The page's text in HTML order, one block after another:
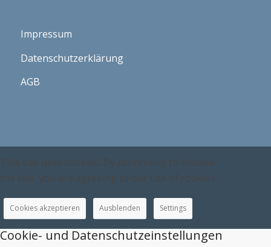
Impressum
Datenschutzerklärung
AGB
This site uses cookies. By continuing to browse
the site, you are agreeing to our use of cookies.
Cookies akzeptieren Ausblenden Settings
Cookie- und Datenschutzeinstellungen